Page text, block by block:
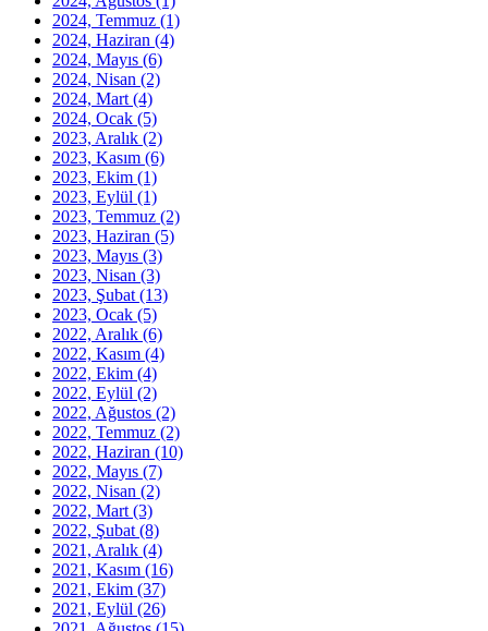
2024, Temmuz (1)
2024, Haziran (4)
2024, Mayıs (6)
2024, Nisan (2)
2024, Mart (4)
2024, Ocak (5)
2023, Aralık (2)
2023, Kasım (6)
2023, Ekim (1)
2023, Eylül (1)
2023, Temmuz (2)
2023, Haziran (5)
2023, Mayıs (3)
2023, Nisan (3)
2023, Şubat (13)
2023, Ocak (5)
2022, Aralık (6)
2022, Kasım (4)
2022, Ekim (4)
2022, Eylül (2)
2022, Ağustos (2)
2022, Temmuz (2)
2022, Haziran (10)
2022, Mayıs (7)
2022, Nisan (2)
2022, Mart (3)
2022, Şubat (8)
2021, Aralık (4)
2021, Kasım (16)
2021, Ekim (37)
2021, Eylül (26)